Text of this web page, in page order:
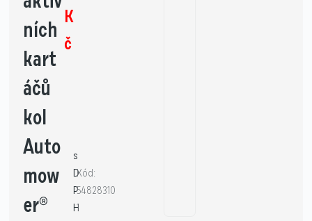
ních
kart
áčů
kol
Auto
mow
er®
K
č
s
D
P
H
Kód:
54828310
1